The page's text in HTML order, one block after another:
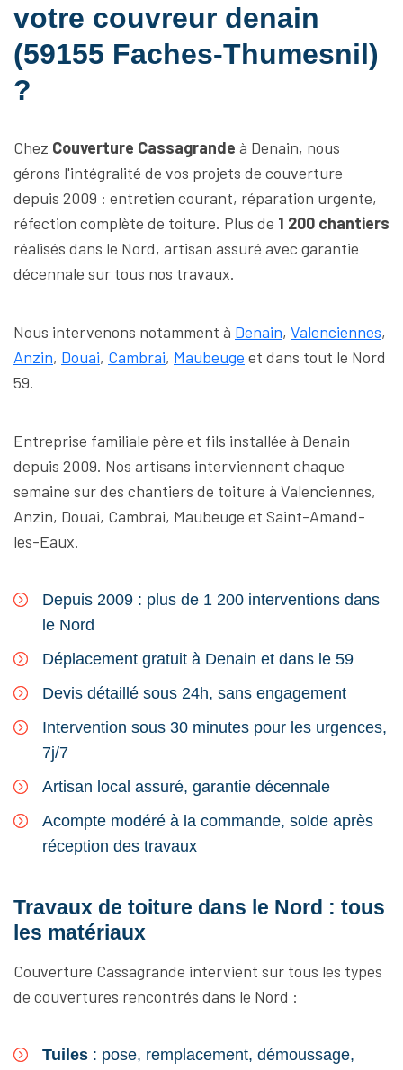
votre couvreur denain
(59155 Faches-Thumesnil)
?
Chez Couverture Cassagrande à Denain, nous
gérons l'intégralité de vos projets de couverture
depuis 2009 : entretien courant, réparation urgente,
réfection complète de toiture. Plus de 1 200 chantiers
réalisés dans le Nord, artisan assuré avec garantie
décennale sur tous nos travaux.
Nous intervenons notamment à Denain, Valenciennes,
Anzin, Douai, Cambrai, Maubeuge et dans tout le Nord
59.
Entreprise familiale père et fils installée à Denain
depuis 2009. Nos artisans interviennent chaque
semaine sur des chantiers de toiture à Valenciennes,
Anzin, Douai, Cambrai, Maubeuge et Saint-Amand-
les-Eaux.
Depuis 2009 : plus de 1 200 interventions dans
le Nord
Déplacement gratuit à Denain et dans le 59
Devis détaillé sous 24h, sans engagement
Intervention sous 30 minutes pour les urgences,
7j/7
Artisan local assuré, garantie décennale
Acompte modéré à la commande, solde après
réception des travaux
Travaux de toiture dans le Nord : tous
les matériaux
Couverture Cassagrande intervient sur tous les types
de couvertures rencontrés dans le Nord :
Tuiles : pose, remplacement, démoussage,